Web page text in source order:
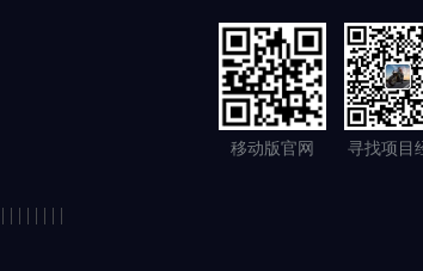
移动版官网 寻找项目
| | | | | | | |